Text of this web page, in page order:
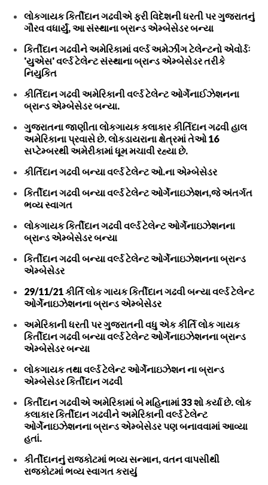
લોકગાયક કિર્તીદાન ગઢવીએ ફરી વિદેશની ધરતી પર ગુજરાતનું
ગૌરવ વધાર્યું, આ સંસ્થાના બ્રાન્ડ એમ્બેસેડર બન્યા
કિર્તીદાન ગઢવીને અમેરિકામાં વર્લ્ડ અમેઝીંગ ટેલેન્ટનો એવોર્ડઃ
'યુએસ' વર્લ્ડ ટેલેન્ટ સંસ્થાના બ્રાન્ડ એમ્બેસેડર તરીકે
નિયુકિત
કીર્તિદાન ગઢવી અમેરિકાની વર્લ્ડ ટેલેન્ટ ઓર્ગેનાઈઝેશનના
બ્રાન્ડ એમ્બેસેડર બન્યા.
ગુજરાતના જાણીતા લોકગાયક કલાકાર કીર્તિદાન ગઢવી હાલ
અમેરિકાના પ્રવાસે છે. લોકડાયરાના ક્ષેત્રમાં તેઓ 16
સપ્ટેમ્બરથી અમેરીકામાં ધૂમ મચાવી રહ્યા છે.
કીર્તિદાન ગઢવી બન્યા વર્લ્ડ ટેલેન્ટ ઓ.ના એમ્બેસેડર
કિર્તીદાન ગઢવી બન્યા વર્લ્ડ ટેલેન્ટ ઓર્ગેનાઇઝેશન,જે અંતર્ગત
ભવ્ય સ્વાગત
લોકગાયક કિર્તીદાન ગઢવી વર્લ્ડ ટેલેન્ટ ઓર્ગેનાઇઝેશનના
બ્રાન્ડ એમ્બેસેડર બન્યા
કિર્તીદાન ગઢવી બન્યા વર્લ્ડ ટેલેન્ટ ઓર્ગેનાઇઝેશનના બ્રાન્ડ
એમ્બેસેડર
29/11/21 કીર્તિ લોક ગાયક કિર્તીદાન ગઢવી બન્યા વર્લ્ડ ટેલેન્ટ
ઓર્ગેનાઇઝેશનના બ્રાન્ડ એમ્બેસેડર
અમેરિકાની ધરતી પર ગુજરાતની વધુ એક કીર્તિ લોક ગાયક
કિર્તીદાન ગઢવી બન્યા વર્લ્ડ ટેલેન્ટ ઓર્ગેનાઇઝેશનના બ્રાન્ડ
એમ્બેસેડર બન્યા
લોકગાયક તથા વર્લ્ડ ટેલેન્ટ ઓર્ગેનાઇઝેશન ના બ્રાન્ડ
એમ્બેસેડર કિર્તીદાન ગઢવી
કિર્તીદાન ગઢવીએ અમેરિકામાં બે મહિનામાં 33 શો કર્યા છે. લોક
કલાકાર કિર્તીદાન ગઢવીને અમેરિકાની વર્લ્ડ ટેલેન્ટ
ઓર્ગેનાઇઝેશનના બ્રાન્ડ એમ્બેસેડર પણ બનાવવામાં આવ્યા
હતાં.
કીર્તીદાનનું રાજકોટમાં ભવ્ય સન્માન, વતન વાપસીથી
રાજકોટમાં ભવ્ય સ્વાગત કરાયું